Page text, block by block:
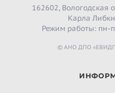
162602, Вологодская
Карла
Режим работы: пн-
© АНО ДПО